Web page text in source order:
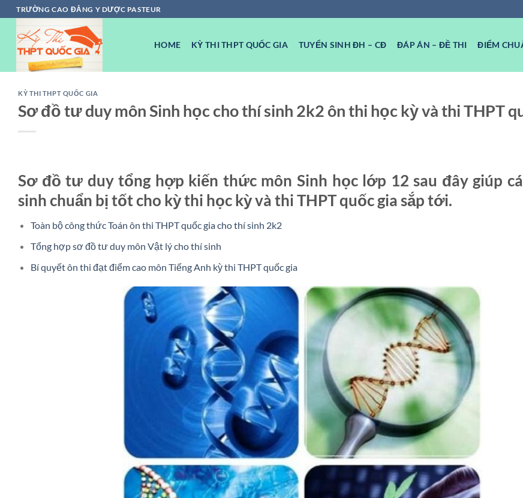
Chuyển
đến
dung
TRƯỜNG CAO ĐẲNG Y DƯỢC PASTEUR
HOME KỲ THI THPT QUỐC GIA TUYỂN SINH ĐH – CĐ ĐÁP ÁN – ĐỀ THI ĐIỂM
KỲ THI THPT QUỐC GIA
Sơ đồ tư duy môn Sinh học cho thí sinh 2k2 ôn thi học kỳ và thi THPT
Sơ đồ tư duy tổng hợp kiến thức môn Sinh học lớp 12 sau đây giúp
sinh chuẩn bị tốt cho kỳ thi học kỳ và thi THPT quốc gia sắp tới.
Toàn bộ công thức Toán ôn thi THPT quốc gia cho thí sinh 2k2
Tổng hợp sơ đồ tư duy môn Vật lý cho thí sinh
Bí quyết ôn thi đạt điểm cao môn Tiếng Anh kỳ thi THPT quốc gia